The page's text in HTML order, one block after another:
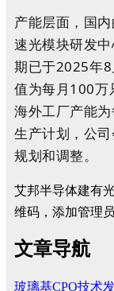
产能层面，国
速光模块研发
期已于2025年
值为每月100万
海外工厂产能
生产计划，公
规划和调整。
艾邦半导体建有
维码，添加管理
文章导航
玻璃基CPO技术